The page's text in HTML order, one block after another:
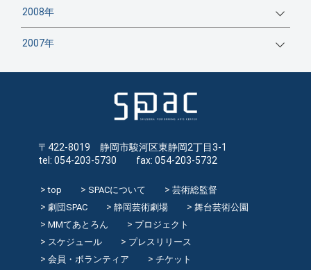
2008年
2007年
〒422-8019 静岡市駿河区東静岡2丁目3-1
tel: 054-203-5730 fax: 054-203-5732
top SPACについて
芸術総監督
劇団SPAC
静岡芸術劇場
舞台芸術公園
MMてあとろん
プロジェクト
スケジュール
プレスリリース
会員・ボランティア
チケット